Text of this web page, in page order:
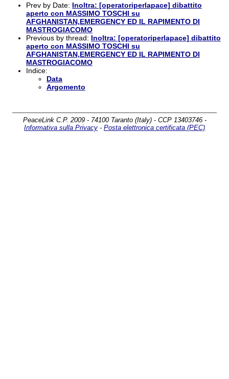
Prev by Date: Inoltra: [operatoriperlapace] dibattito
aperto con MASSIMO TOSCHI su
AFGHANISTAN,EMERGENCY ED IL RAPIMENTO DI
MASTROGIACOMO
Previous by thread: Inoltra: [operatoriperlapace] dibattito
aperto con MASSIMO TOSCHI su
AFGHANISTAN,EMERGENCY ED IL RAPIMENTO DI
MASTROGIACOMO
Indice:
Data
Argomento
PeaceLink C.P. 2009 - 74100 Taranto (Italy) - CCP 13403746 -
Informativa sulla Privacy - Posta elettronica certificata (PEC)